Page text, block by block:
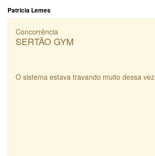
Patricia Lemes
Concorrência
SERTÃO GYM
O sistema estava travando muito dessa vez